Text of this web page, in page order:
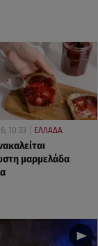
10:33 ΕΛΛΑΔΑ
μαρμελάδα